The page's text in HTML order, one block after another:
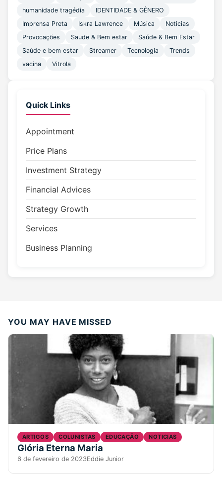
humanidade tragédia
IDENTIDADE & GÊNERO
Imprensa Preta
Iskra Lawrence Música
Noticias
Provocações
Saude & Bem estar
Saúde & Bem Estar
Saúde e bem estar
Streamer Tecnologia
Trends
vacina
Vitrola
Quick Links
Appointment
Price Plans
Investment Strategy
Financial Advices
Strategy Growth
Services
Business Planning
YOU MAY HAVE MISSED
ARTIGOS COLUNISTAS EDUCAÇÃO NOTICIAS
Glória Eterna Maria
6 de fevereiro de 2023Eddie Junior